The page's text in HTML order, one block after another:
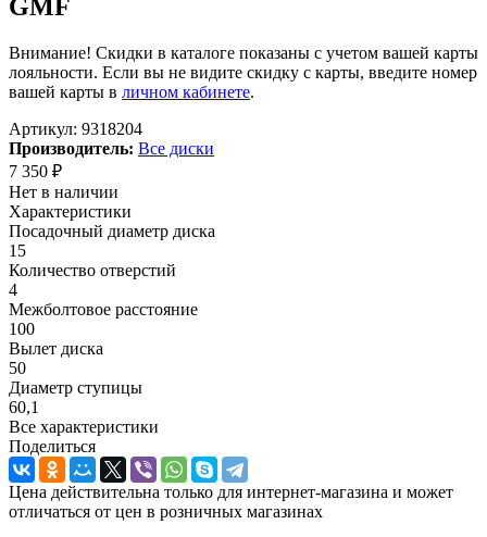
GMF
Внимание! Скидки в каталоге показаны с учетом вашей карты
лояльности. Если вы не видите скидку с карты, введите номер
вашей карты в личном кабинете.
Артикул: 9318204
Производитель: Все диски
7 350 ₽
Нет в наличии
Характеристики
Посадочный диаметр диска
15
Количество отверстий
4
Межболтовое расстояние
100
Вылет диска
50
Диаметр ступицы
60,1
Все характеристики
Поделиться
Цена действительна только для интернет-магазина и может
отличаться от цен в розничных магазинах